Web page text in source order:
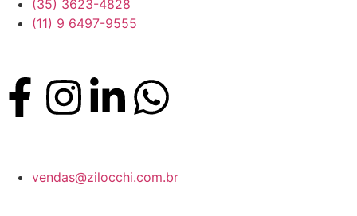
(35) 3623-4828
(11) 9 6497-9555
vendas@zilocchi.com.br